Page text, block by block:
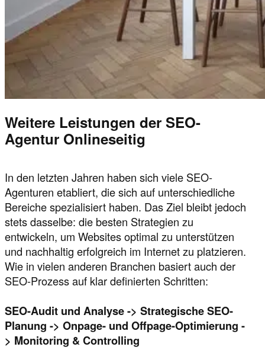
Weitere Leistungen der SEO-
Agentur Onlineseitig
In den letzten Jahren haben sich viele SEO-
Agenturen etabliert, die sich auf unterschiedliche
Bereiche spezialisiert haben. Das Ziel bleibt jedoch
stets dasselbe: die besten Strategien zu
entwickeln, um Websites optimal zu unterstützen
und nachhaltig erfolgreich im Internet zu platzieren.
Wie in vielen anderen Branchen basiert auch der
SEO-Prozess auf klar definierten Schritten:
SEO-Audit und Analyse -> Strategische SEO-
Planung -> Onpage- und Offpage-Optimierung -
> Monitoring & Controlling